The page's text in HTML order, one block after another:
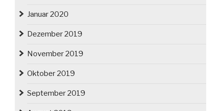
Januar 2020
Dezember 2019
November 2019
Oktober 2019
September 2019